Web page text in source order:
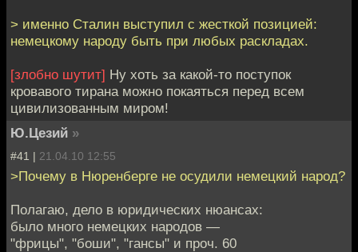
> именно Сталин выступил с жесткой позицией:
немецкому народу быть при любых раскладах.
[злобно шутит] Ну хоть за какой-то поступок
кровавого тирана можно покаяться перед всем
цивилизованным миром!
Ю.Цезий »
#41 | 21.04.10 12:55
>Почему в Нюренберге не осудили немецкий народ?
Полагаю, дело в юридических нюансах:
было много немецких народов —
"фрицы", "боши", "гансы" и проч. 60